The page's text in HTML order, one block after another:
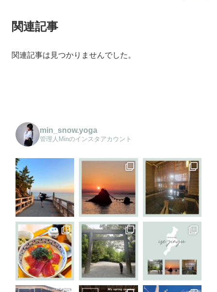
関連記事
関連記事は見つかりませんでした。
min_snow.yoga
管理人Minのインスタアカウント